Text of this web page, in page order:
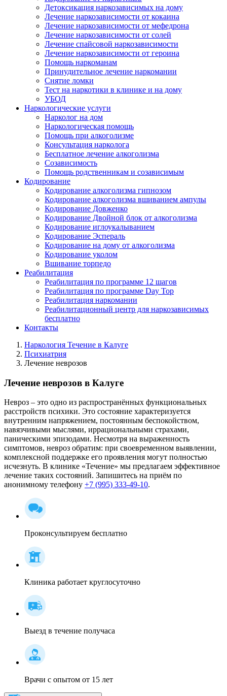
Детоксикация наркозависимых на дому
Лечение наркозависимости от кокаина
Лечение наркозависимости от мефедрона
Лечение наркозависимости от солей
Лечение спайсовой наркозависимости
Лечение наркозависимости от героина
Помощь наркоманам
Принудительное лечение наркомании
Снятие ломки
Тест на наркотики в клинике и на дому
УБОД
Наркологические услуги
Нарколог на дом
Наркологическая помощь
Помощь при алкоголизме
Консультация нарколога
Бесплатное лечение алкоголизма
Созависимость
Помощь родственникам и созависимым
Кодирование
Кодирование алкоголизма гипнозом
Кодирование алкоголизма вшиванием ампулы
Кодирование Довженко
Кодирование Двойной блок от алкоголизма
Кодирование иглоукалыванием
Кодирование Эспераль
Кодирование на дому от алкоголизма
Кодирование уколом
Вшивание торпедо
Реабилитация
Реабилитация по программе 12 шагов
Реабилитация по программе Day Top
Реабилитация наркомании
Реабилитационный центр для наркозависимых
бесплатно
Контакты
Наркология Течение в Калуге
Психиатрия
Лечение неврозов
Лечение неврозов в Калуге
Невроз – это одно из распространённых функциональных
расстройств психики. Это состояние характеризуется
внутренним напряжением, постоянным беспокойством,
навязчивыми мыслями, иррациональными страхами,
паническими эпизодами. Несмотря на выраженность
симптомов, невроз обратим: при своевременном выявлении,
комплексной поддержке его проявления могут полностью
исчезнуть. В клинике «Течение» мы предлагаем эффективное
лечение таких состояний. Запишитесь на приём по
анонимному телефону +7 (995) 333-49-10.
Проконсультируем бесплатно
Клиника работает круглосуточно
Выезд в течение получаса
Врачи с опытом от 15 лет